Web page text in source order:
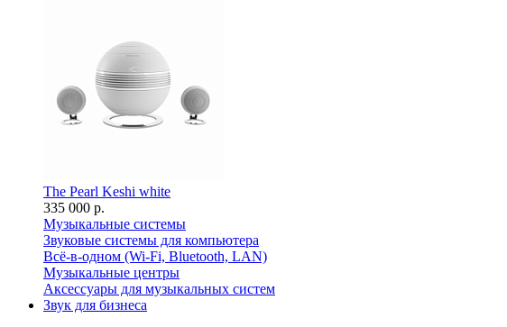
The Pearl Keshi white
335 000 р.
Музыкальные системы
Звуковые системы для компьютера
Всё-в-одном (Wi-Fi, Bluetooth, LAN)
Музыкальные центры
Аксессуары для музыкальных систем
Звук для бизнеса